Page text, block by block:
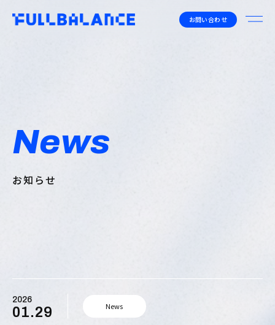
お問い合わせ
News
お知らせ
2026
01.29 News